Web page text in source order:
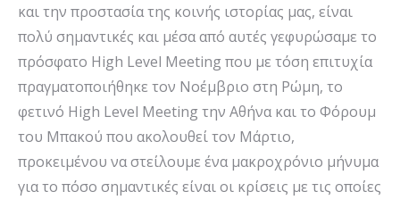
και την προστασία της κοινής ιστορίας μας, είναι
πολύ σημαντικές και μέσα από αυτές γεφυρώσαμε το
πρόσφατο High Level Meeting που με τόση επιτυχία
πραγματοποιήθηκε τον Νοέμβριο στη Ρώμη, το
φετινό High Level Meeting την Αθήνα και το Φόρουμ
του Μπακού που ακολουθεί τον Μάρτιο,
προκειμένου να στείλουμε ένα μακροχρόνιο μήνυμα
για το πόσο σημαντικές είναι οι κρίσεις με τις οποίες